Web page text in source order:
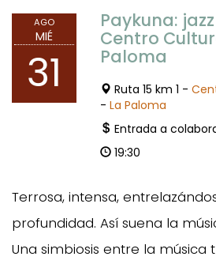
AGO
MIÉ
31
Paykuna:
Centro
Paloma
Ruta 15 km 1 -
- La Paloma
Entrada a
19:30
Terrosa, intensa,
profundidad. Así suena la
Una simbiosis entre la música